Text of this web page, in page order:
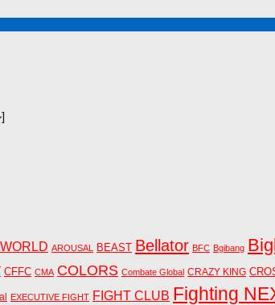
AROUSAL BEAST Bellator BFC Bgibang
CFFC CMA COLORS Combate Global CRAZY KING
EXECUTIVE FIGHT FIGHT CLUB Fighting